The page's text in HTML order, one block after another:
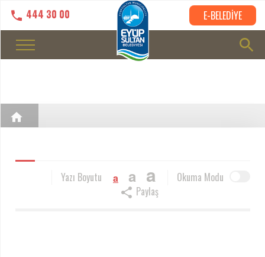
444 30 00 E-BELEDİYE
Okuma Modu
Yazı Boyutu a a a
Paylaş